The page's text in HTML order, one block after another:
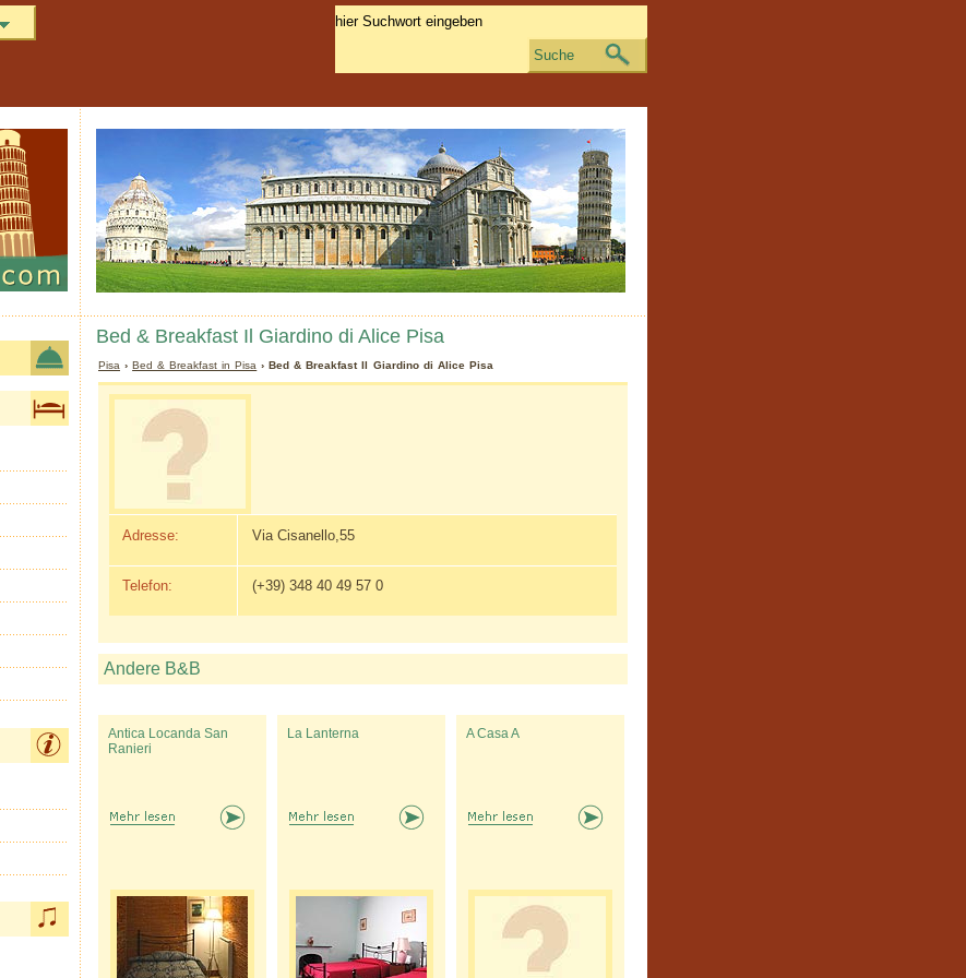
Bed & Breakfast Il Giardino di Alice Pisa
Pisa ›Bed & Breakfast in Pisa › Bed & Breakfast Il Giardino di Alice Pisa
Adresse: Via Cisanello,55
Telefon: (+39) 348 40 49 57 0
Andere B&B
Antica Locanda San
Ranieri
La Lanterna A Casa A
Suche